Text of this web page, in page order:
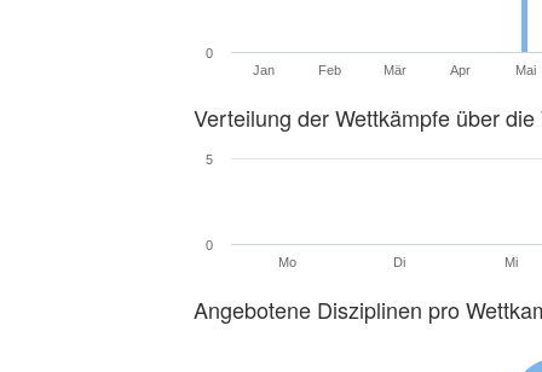
Jan Feb Mär Apr Mai
0
Verteilung der Wettkämpfe über die
Mo Di Mi
0
5
Angebotene Disziplinen pro